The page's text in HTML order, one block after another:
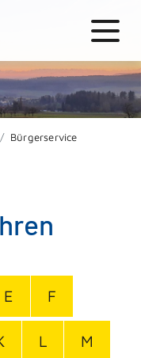
Bürgerservice
E F
L M